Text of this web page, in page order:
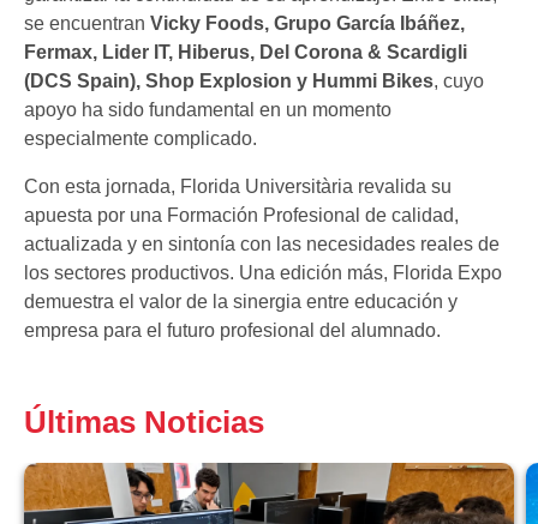
se encuentran Vicky Foods, Grupo García Ibáñez,
Fermax, Lider IT, Hiberus, Del Corona & Scardigli
(DCS Spain), Shop Explosion y Hummi Bikes, cuyo
apoyo ha sido fundamental en un momento
especialmente complicado.
Con esta jornada, Florida Universitària revalida su
apuesta por una Formación Profesional de calidad,
actualizada y en sintonía con las necesidades reales de
los sectores productivos. Una edición más, Florida Expo
demuestra el valor de la sinergia entre educación y
empresa para el futuro profesional del alumnado.
Últimas Noticias